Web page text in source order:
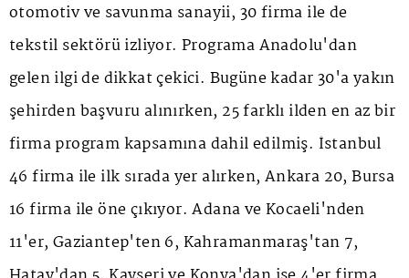
otomotiv ve savunma sanayii, 30 firma ile de
tekstil sektörü izliyor. Programa Anadolu'dan
gelen ilgi de dikkat çekici. Bugüne kadar 30'a yakın
şehirden başvuru alınırken, 25 farklı ilden en az bir
firma program kapsamına dahil edilmiş. İstanbul
46 firma ile ilk sırada yer alırken, Ankara 20, Bursa
16 firma ile öne çıkıyor. Adana ve Kocaeli'nden
11'er, Gaziantep'ten 6, Kahramanmaraş'tan 7,